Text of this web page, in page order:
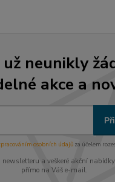
neunikly
akce a
osobních údajůza účelem
newsletteru a veškeré akční
přímo na Váš e-mail.